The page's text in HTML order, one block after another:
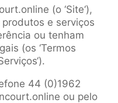
(o ‘Site‘),
e serviços
ou tenham
(os ‘Termos
44 (0)1962
ou pelo